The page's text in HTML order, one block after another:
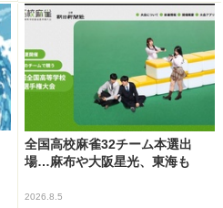
全国高校麻雀32チーム本選出
場…麻布や大阪星光、東海も
2026.8.5